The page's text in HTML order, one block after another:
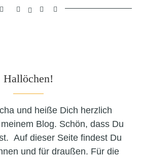
Hallöchen!
und heiße Dich herzlich
Blog. Schön, dass Du
Auf dieser Seite findest Du
und für draußen. Für die